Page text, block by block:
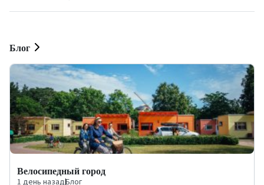
Блог
Велосипедный город
1 день назад|Блог